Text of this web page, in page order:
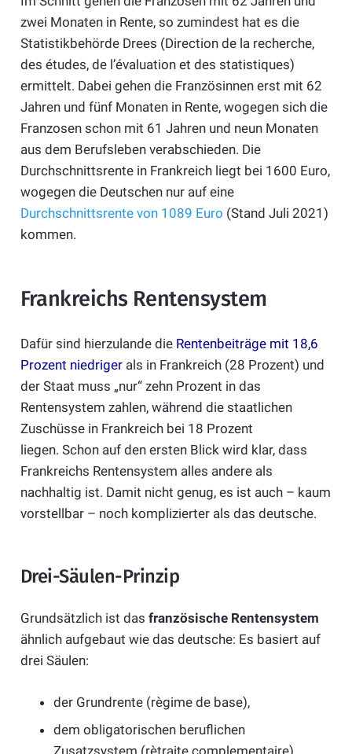
zwei Monaten in Rente, so zumindest hat es die
Statistikbehörde Drees (Direction de la recherche,
des études, de l’évaluation et des statistiques)
ermittelt. Dabei gehen die Französinnen erst mit 62
Jahren und fünf Monaten in Rente, wogegen sich die
Franzosen schon mit 61 Jahren und neun Monaten
aus dem Berufsleben verabschieden. Die
Durchschnittsrente in Frankreich liegt bei 1600 Euro,
wogegen die Deutschen nur auf eine
Durchschnittsrente von 1089 Euro (Stand Juli 2021)
kommen.
Frankreichs Rentensystem
Dafür sind hierzulande die Rentenbeiträge mit 18,6
Prozent niedrigerals in Frankreich (28 Prozent) und
der Staat muss „nur“ zehn Prozent in das
Rentensystem zahlen, während die staatlichen
Zuschüsse in Frankreich bei 18 Prozent
liegen. Schon auf den ersten Blick wird klar, dass
Frankreichs Rentensystem alles andere als
nachhaltig ist. Damit nicht genug, es ist auch – kaum
vorstellbar – noch komplizierter als das deutsche.
Drei-Säulen-Prinzip
Grundsätzlich ist das französische Rentensystem
ähnlich aufgebaut wie das deutsche: Es basiert auf
drei Säulen:
der Grundrente (règime de base),
dem obligatorischen beruflichen